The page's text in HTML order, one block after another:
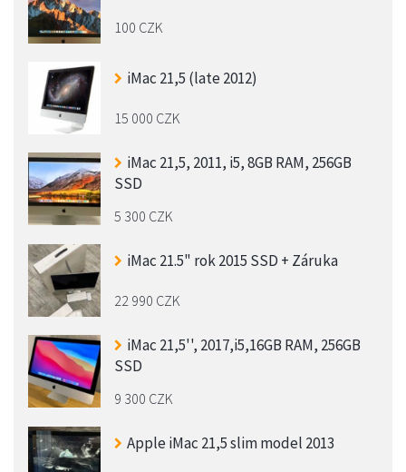
100 CZK
iMac 21,5 (late 2012)
15 000 CZK
iMac 21,5, 2011, i5, 8GB RAM, 256GB
SSD
5 300 CZK
iMac 21.5" rok 2015 SSD + Záruka
22 990 CZK
iMac 21,5'', 2017,i5,16GB RAM, 256GB
SSD
9 300 CZK
Apple iMac 21,5 slim model 2013